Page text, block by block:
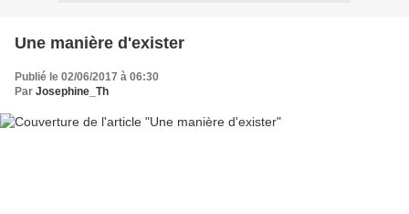
Une manière d'exister
Publié le 02/06/2017 à 06:30
Par Josephine_Th